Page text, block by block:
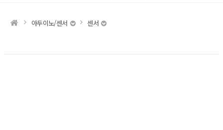
아두이노/센서 센서